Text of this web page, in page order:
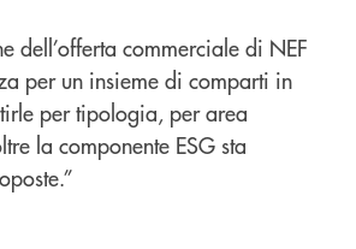
dell’offerta commerciale di NEF
per un insieme di comparti in
per tipologia, per area
la componente ESG sta